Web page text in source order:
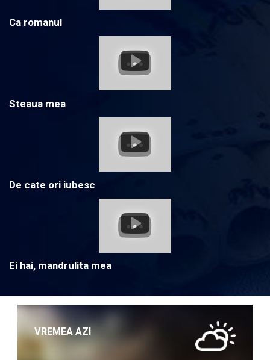
Ca romanul
Steaua mea
De cate ori iubesc
Ei hai, mandrulita mea
VREMEA AZI